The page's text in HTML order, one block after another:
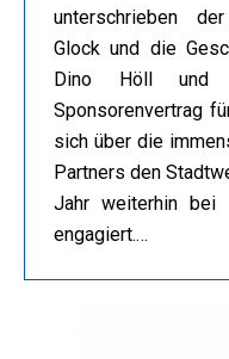
unterschrieben
Glock und die
Dino Höll und
Sponsorenvertrag
sich über die
Partners den
Jahr weiterhin bei
engagiert.…